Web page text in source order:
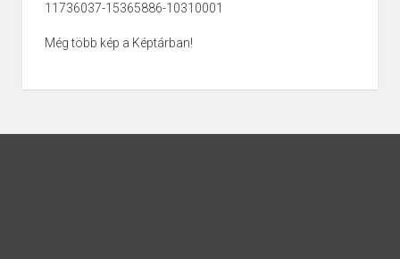
11736037-15365886-10310001
Még több kép a Képtárban!